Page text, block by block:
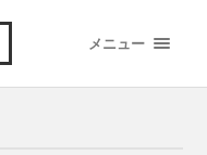
メニュー